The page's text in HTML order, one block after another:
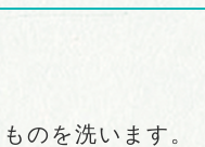
のを洗います。